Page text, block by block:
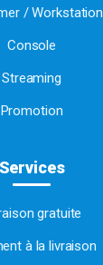
/ Workstation
Console
Streaming
Promotion
Services
gratuite
à la livraison